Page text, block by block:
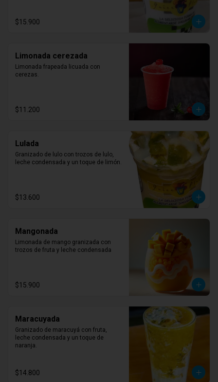
$15.900
Limonada cerezada
Limonada frapeada licuada con
cerezas.
$11.200
Lulada
Granizado de lulo con trozos de lulo,
leche condensada y un toque de limón.
$13.600
Mangonada
Limonada de mango granizada con
trozos de fruta y leche condensada
$15.900
Maracuyada
Granizado de maracuyá con fruta,
leche condensada y un toque de
naranja.
$14.800